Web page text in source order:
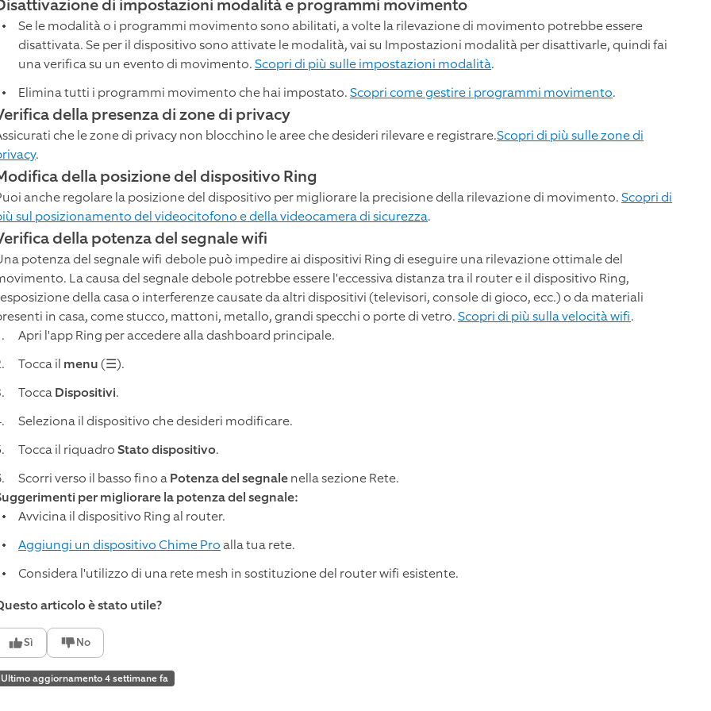
di impostazioni modalità e programmi movimento
Se le modalità o i programmi movimento sono abilitati, a volte la rilevazione di movimento potrebbe essere
disattivata. Se per il dispositivo sono attivate le modalità, vai su Impostazioni modalità per disattivarle, quindi fai
una verifica su un evento di movimento.Scopri di più sulle impostazioni modalità.
Elimina tutti i programmi movimento che hai impostato.Scopri come gestire i programmi movimento.
della presenza di zone di privacy
che le zone di privacy non blocchino le aree che desideri rilevare e registrare.Scopri di più sulle zone di
.
della posizione del dispositivo Ring
anche regolare la posizione del dispositivo per migliorare la precisione della rilevazione di movimento.Scopri di
sul posizionamento del videocitofono e della videocamera di sicurezza.
della potenza del segnale wifi
potenza del segnale wifi debole può impedire ai dispositivi Ring di eseguire una rilevazione ottimale del
La causa del segnale debole potrebbe essere l'eccessiva distanza tra il router e il dispositivo Ring,
della casa o interferenze causate da altri dispositivi (televisori, console di gioco, ecc.) o da materiali
in casa, come stucco, mattoni, metallo, grandi specchi o porte di vetro.Scopri di più sulla velocità wifi.
Apri l'app Ring per accedere alla dashboard principale.
Tocca il menu(☰).
ToccaDispositivi.
Seleziona il dispositivo che desideri modificare.
Tocca il riquadroStato dispositivo.
Scorri verso il basso fino aPotenza del segnalenella sezione Rete.
per migliorare la potenza del segnale:
Avvicina il dispositivo Ring al router.
Aggiungi un dispositivo Chime Proalla tua rete.
Considera l'utilizzo di una rete mesh in sostituzione del router wifi esistente.
articolo è stato utile?
Sì No
Ultimo aggiornamento 4 settimane fa